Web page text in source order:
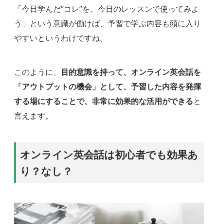
「今日学んだ”コレ”を、今日のレッスンで使ってみよ
う」という意識が働けば、予習で学ぶ内容も頭に入り
やすいというわけですね。
このように、 目的意識を持って、オンライン英会話を
「アウトプットの機会」として、予習した内容を発揮
する場にすることで、非常に効果的な活用ができると
言えます。
オンライン英会話は初心者でも効果あ
り？なし？